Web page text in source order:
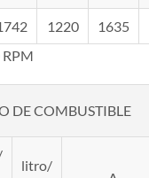
1220 1635
DE COMBUSTIBLE
litro/